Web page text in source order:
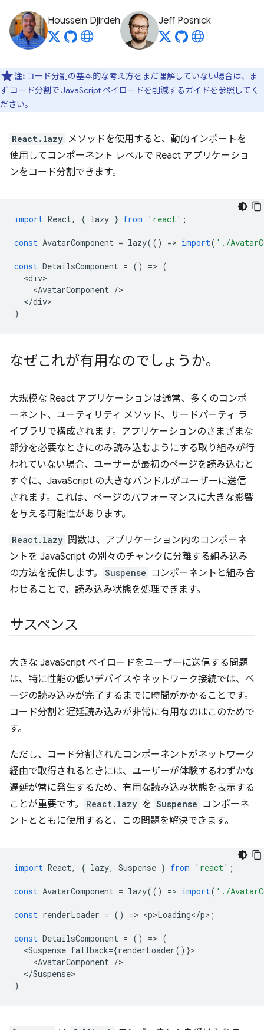
Houssein Djirdeh Jeff Posnick
注: コード分割の基本的な考え方をまだ理解していない場合は、ま
ず コード分割で JavaScript ペイロードを削減するガイドを参照してく
ださい。
React.lazy メソッドを使用すると、動的インポートを
使用してコンポーネント レベルで React アプリケーショ
ンをコード分割できます。
import React, { lazy } from 'react' ;
const AvatarComponent = lazy(() => import( './
const DetailsComponent = () => (
<div
<AvatarComponent /
</div
)
なぜこれが有用なのでしょうか。
大規模な React アプリケーションは通常、多くのコンポ
ーネント、ユーティリティ メソッド、サードパーティ ラ
イブラリで構成されます。アプリケーションのさまざまな
部分を必要なときにのみ読み込むようにする取り組みが行
われていない場合、ユーザーが最初のページを読み込むと
すぐに、JavaScript の大きなバンドルがユーザーに送信
されます。これは、ページのパフォーマンスに大きな影響
を与える可能性があります。
React.lazy 関数は、アプリケーション内のコンポーネ
ントを JavaScript の別々のチャンクに分離する組み込み
の方法を提供します。
Suspense コンポーネントと組み合
わせることで、読み込み状態を処理できます。
サスペンス
大きな JavaScript ペイロードをユーザーに送信する問題
は、特に性能の低いデバイスやネットワーク接続では、ペ
ージの読み込みが完了するまでに時間がかかることです。
コード分割と遅延読み込みが非常に有用なのはこのためで
す。
ただし、コード分割されたコンポーネントがネットワーク
経由で取得されるときには、ユーザーが体験するわずかな
遅延が常に発生するため、有用な読み込み状態を表示する
ことが重要です。
React.lazy を Suspense コンポーネ
ントとともに使用すると、この問題を解決できます。
import React, { lazy, Suspense } from 'react' ;
const AvatarComponent = lazy(() => import( './
const renderLoader = () => <p>Loading</p> ;
const DetailsComponent = () => (
<Suspense fallback={renderLoader()}
<AvatarComponent /
</Suspense
)